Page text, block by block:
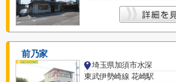
前乃家
埼玉県加須市水深
東武伊勢崎線 花崎駅